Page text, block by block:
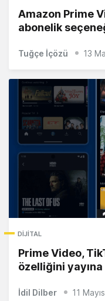
Amazon Prime
abonelik
Tuğçe İçözü 13
DIJITAL
Prime Video,
özelliğini yayına
İdil Dilber 11